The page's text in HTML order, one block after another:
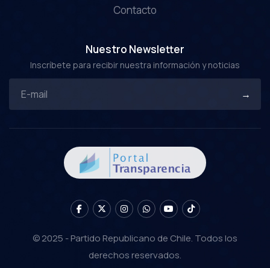
Contacto
Nuestro Newsletter
Inscríbete para recibir nuestra información y noticias
© 2025 - Partido Republicano de Chile. Todos los
derechos reservados.